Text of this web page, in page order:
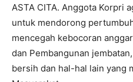
ASTA CITA. Anggota Korpri
untuk mendorong
mencegah kebocoran
dan Pembangunan
bersih dan hal-hal lain yang